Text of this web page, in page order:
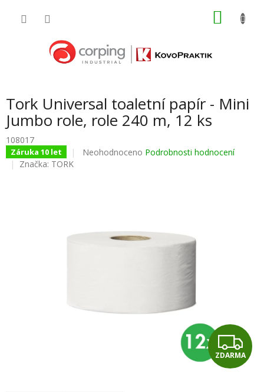
Tork Universal toaletní papír - Mini
Jumbo role, role 240 m, 12 ks
108017
Záruka 10 let
Průměrné
hvězdiček.
Neohodnoceno Podrobnosti hodnocení
Značka: TORK
Z
D
ZDARMA